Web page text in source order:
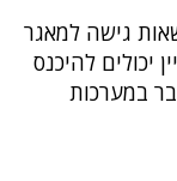
גישה למאגר
יכולים להיכנס
במערכות